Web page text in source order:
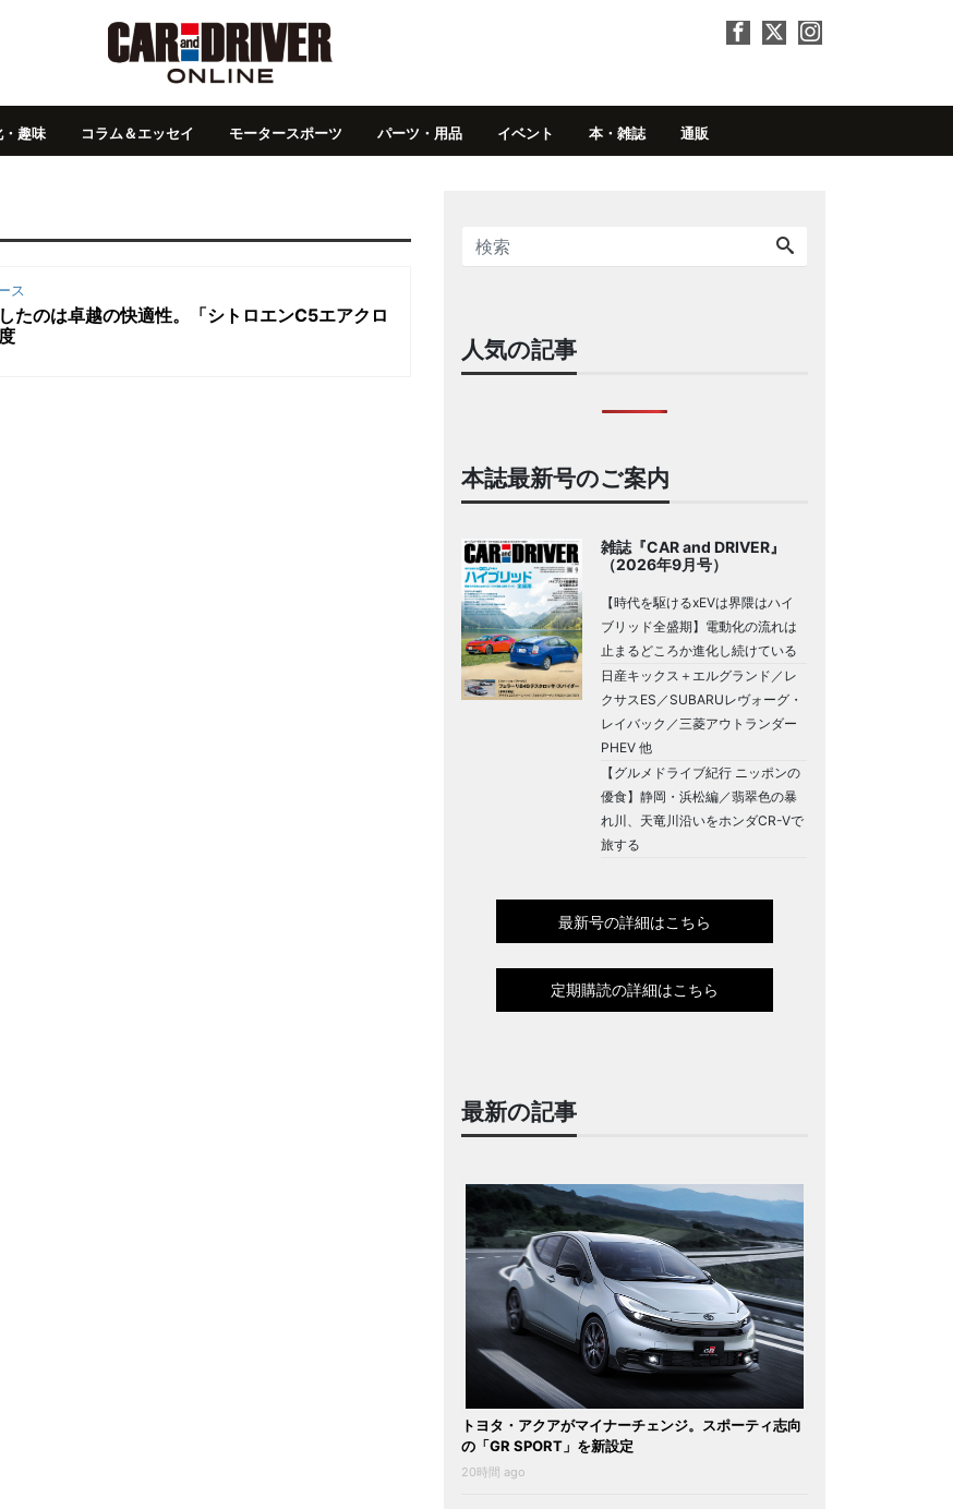
・趣味 コラム＆エッセイ モータースポーツ パーツ・用品 イベント 本・雑誌 通販
ス
たのは卓越の快適性。「シトロエンC5エアクロ
人気の記事
本誌最新号のご案内
雑誌『CAR and DRIVER』
（2026年9月号）
【時代を駆けるxEVは界隈はハイ
ブリッド全盛期】電動化の流れは
止まるどころか進化し続けている
日産キックス＋エルグランド／レ
クサスES／SUBARUレヴォーグ・
レイバック／三菱アウトランダー
PHEV 他
【グルメドライブ紀行 ニッポンの
優食】静岡・浜松編／翡翠色の暴
れ川、天竜川沿いをホンダCR-Vで
旅する
最新号の詳細はこちら
定期購読の詳細はこちら
最新の記事
トヨタ・アクアがマイナーチェンジ。スポーティ志向
の「GR SPORT」を新設定
20時間 ago